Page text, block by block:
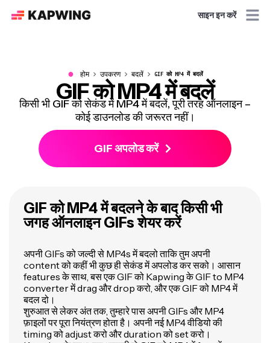
साइन इन करें
● होम उपकरण बदलें GIF को MP4 में बदलें
GIF को MP4 में बदलें
किसी भी GIF को सेकंड में MP4 में बदलें, पूरी तरह ऑनलाइन –
कोई डाउनलोड की जरूरत नहीं।
GIF अपलोड करें
GIF को MP4 में बदलने के बाद किसी भी
जगह ऑनलाइन GIFs शेयर करें
अपनी GIFs को जल्दी से MP4s में बदलो ताकि तुम अपनी
content को कहीं भी कुछ ही सेकंड में अपलोड कर सको। आसान
features के साथ, बस एक GIF को Kapwing के GIF to MP4
converter में drag और drop करो, और एक GIF को MP4 में
बदल दो।
शुरुआत से लेकर अंत तक, तुम्हारे पास अपनी GIFs और MP4
फ़ाइलों पर पूरा नियंत्रण होता है। अपनी नई MP4 वीडियो की
timing को adjust करो और duration को set करो।